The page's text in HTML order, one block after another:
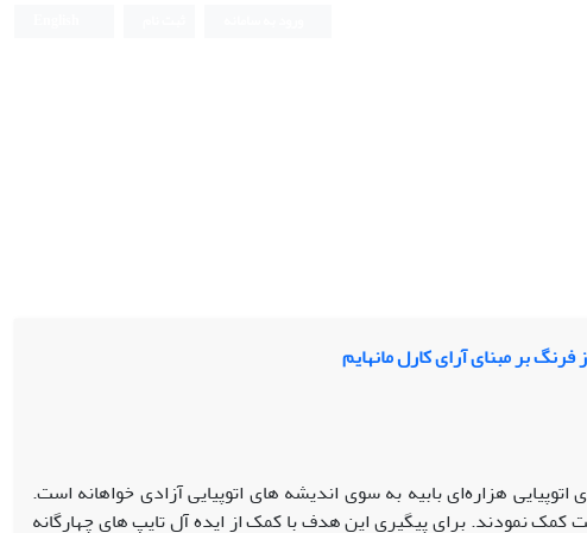
فرنگ بر مبنای آرای کارل مانهایم
هزاره‌ای بابیه به سوی اندیشه­ های اتوپیایی آزادی­ خواهانه است.
نمودند. برای پیگیری این هدف با کمک از ایده­ آل تایپ­ های چهارگانه